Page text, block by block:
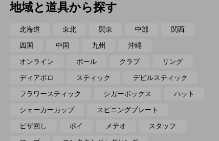
地域と道具から探す
北海道 東北 関東 中部 関西
四国 中国 九州 沖縄
オンライン ボール クラブ リング
ディアボロ スティック デビルスティック
フラワースティック シガーボックス ハット
シェーカーカップ スピニングプレート
ピザ回し ポイ メテオ スタッフ